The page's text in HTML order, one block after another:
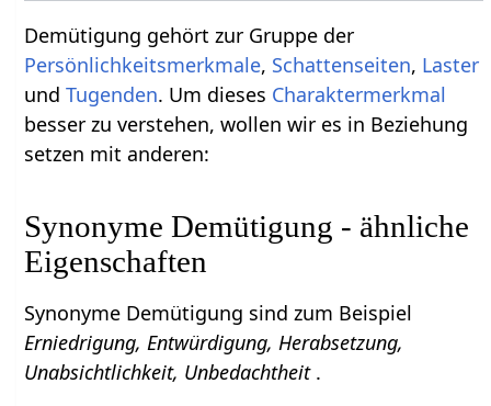
Demütigung gehört zur Gruppe der
Persönlichkeitsmerkmale, Schattenseiten, Laster
undTugenden. Um dieses Charaktermerkmal
besser zu verstehen, wollen wir es in Beziehung
setzen mit anderen:
Synonyme Demütigung - ähnliche
Eigenschaften
Synonyme Demütigung sind zum Beispiel
Erniedrigung, Entwürdigung, Herabsetzung,
Unabsichtlichkeit, Unbedachtheit .